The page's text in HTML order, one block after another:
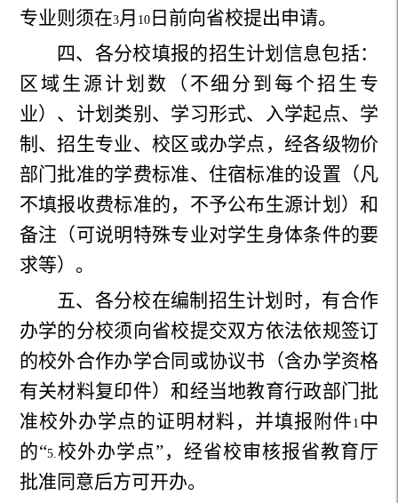
专业则须在3月 10日前向省校提出申请。
四、各分校填报的招生计划信息包括：
区域生源计划数（不细分到每个招生专
业）、计划类别、学习形式、入学起点、学
制、招生专业、校区或办学点，经各级物价
部门批准的学费标准、住宿标准的设置（凡
不填报收费标准的，不予公布生源计划）和
备注（可说明特殊专业对学生身体条件的要
求等）。
五、各分校在编制招生计划时，有合作
办学的分校须向省校提交双方依法依规签订
的校外合作办学合同或协议书（含办学资格
有关材料复印件）和经当地教育行政部门批
准校外办学点的证明材料，并填报附件 1 中
的“5.校外办学点”，经省校审核报省教育厅
批准同意后方可开办。